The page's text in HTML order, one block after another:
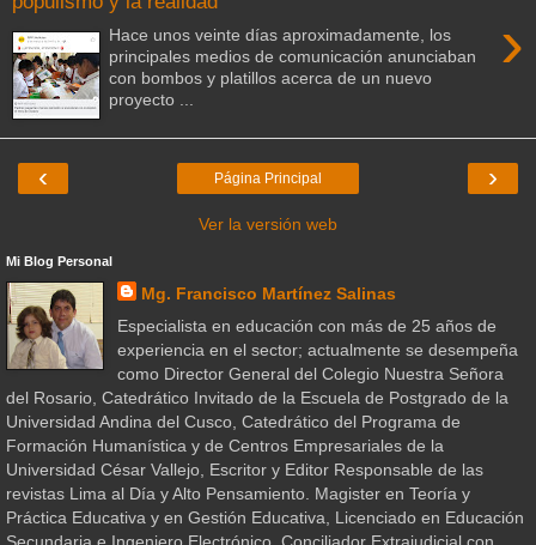
›
Hace unos veinte días aproximadamente, los
principales medios de comunicación anunciaban
con bombos y platillos acerca de un nuevo
proyecto ...
‹ ›
Página Principal
Ver la versión web
Mi Blog Personal
Mg. Francisco Martínez Salinas
Especialista en educación con más de 25 años de
experiencia en el sector; actualmente se desempeña
como Director General del Colegio Nuestra Señora
del Rosario, Catedrático Invitado de la Escuela de Postgrado de la
Universidad Andina del Cusco, Catedrático del Programa de
Formación Humanística y de Centros Empresariales de la
Universidad César Vallejo, Escritor y Editor Responsable de las
revistas Lima al Día y Alto Pensamiento. Magister en Teoría y
Práctica Educativa y en Gestión Educativa, Licenciado en Educación